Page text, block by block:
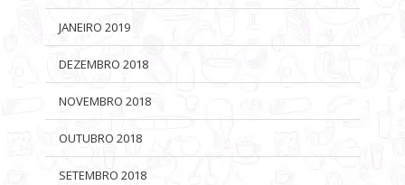
JANEIRO 2019
DEZEMBRO 2018
NOVEMBRO 2018
OUTUBRO 2018
SETEMBRO 2018